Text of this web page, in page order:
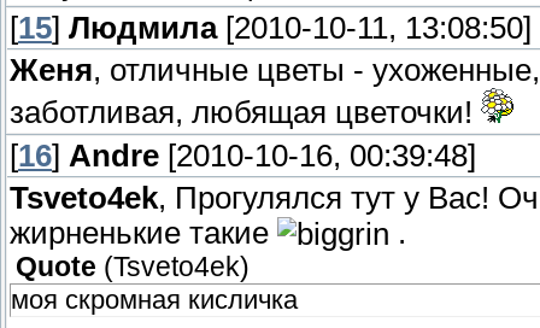
[15] Людмила[2010-10-11, 13:08:50]
Женя, отличные цветы -
заботливая, любящая цветочки!
[16] Andre [2010-10-16, 00:39:48]
Tsveto4ek, Прогулялся тут у Вас!
жирненькие такие
.
Quote (Tsveto4ek)
моя скромная кисличка